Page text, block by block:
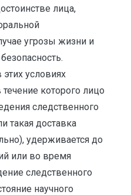
лица,
угрозы жизни и
условиях
которого лицо
следственного
такая доставка
удерживается до
или во время
следственного
научного